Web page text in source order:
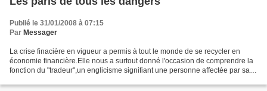
Publié le 31/01/2008 à 07:15
Par Messager
La crise finacière en vigueur a permis à tout le monde de se recycler en
économie financière.Elle nous a surtout donné l'occasion de comprendre la
fonction du "tradeur",un englicisme signifiant une personne affectée par sa